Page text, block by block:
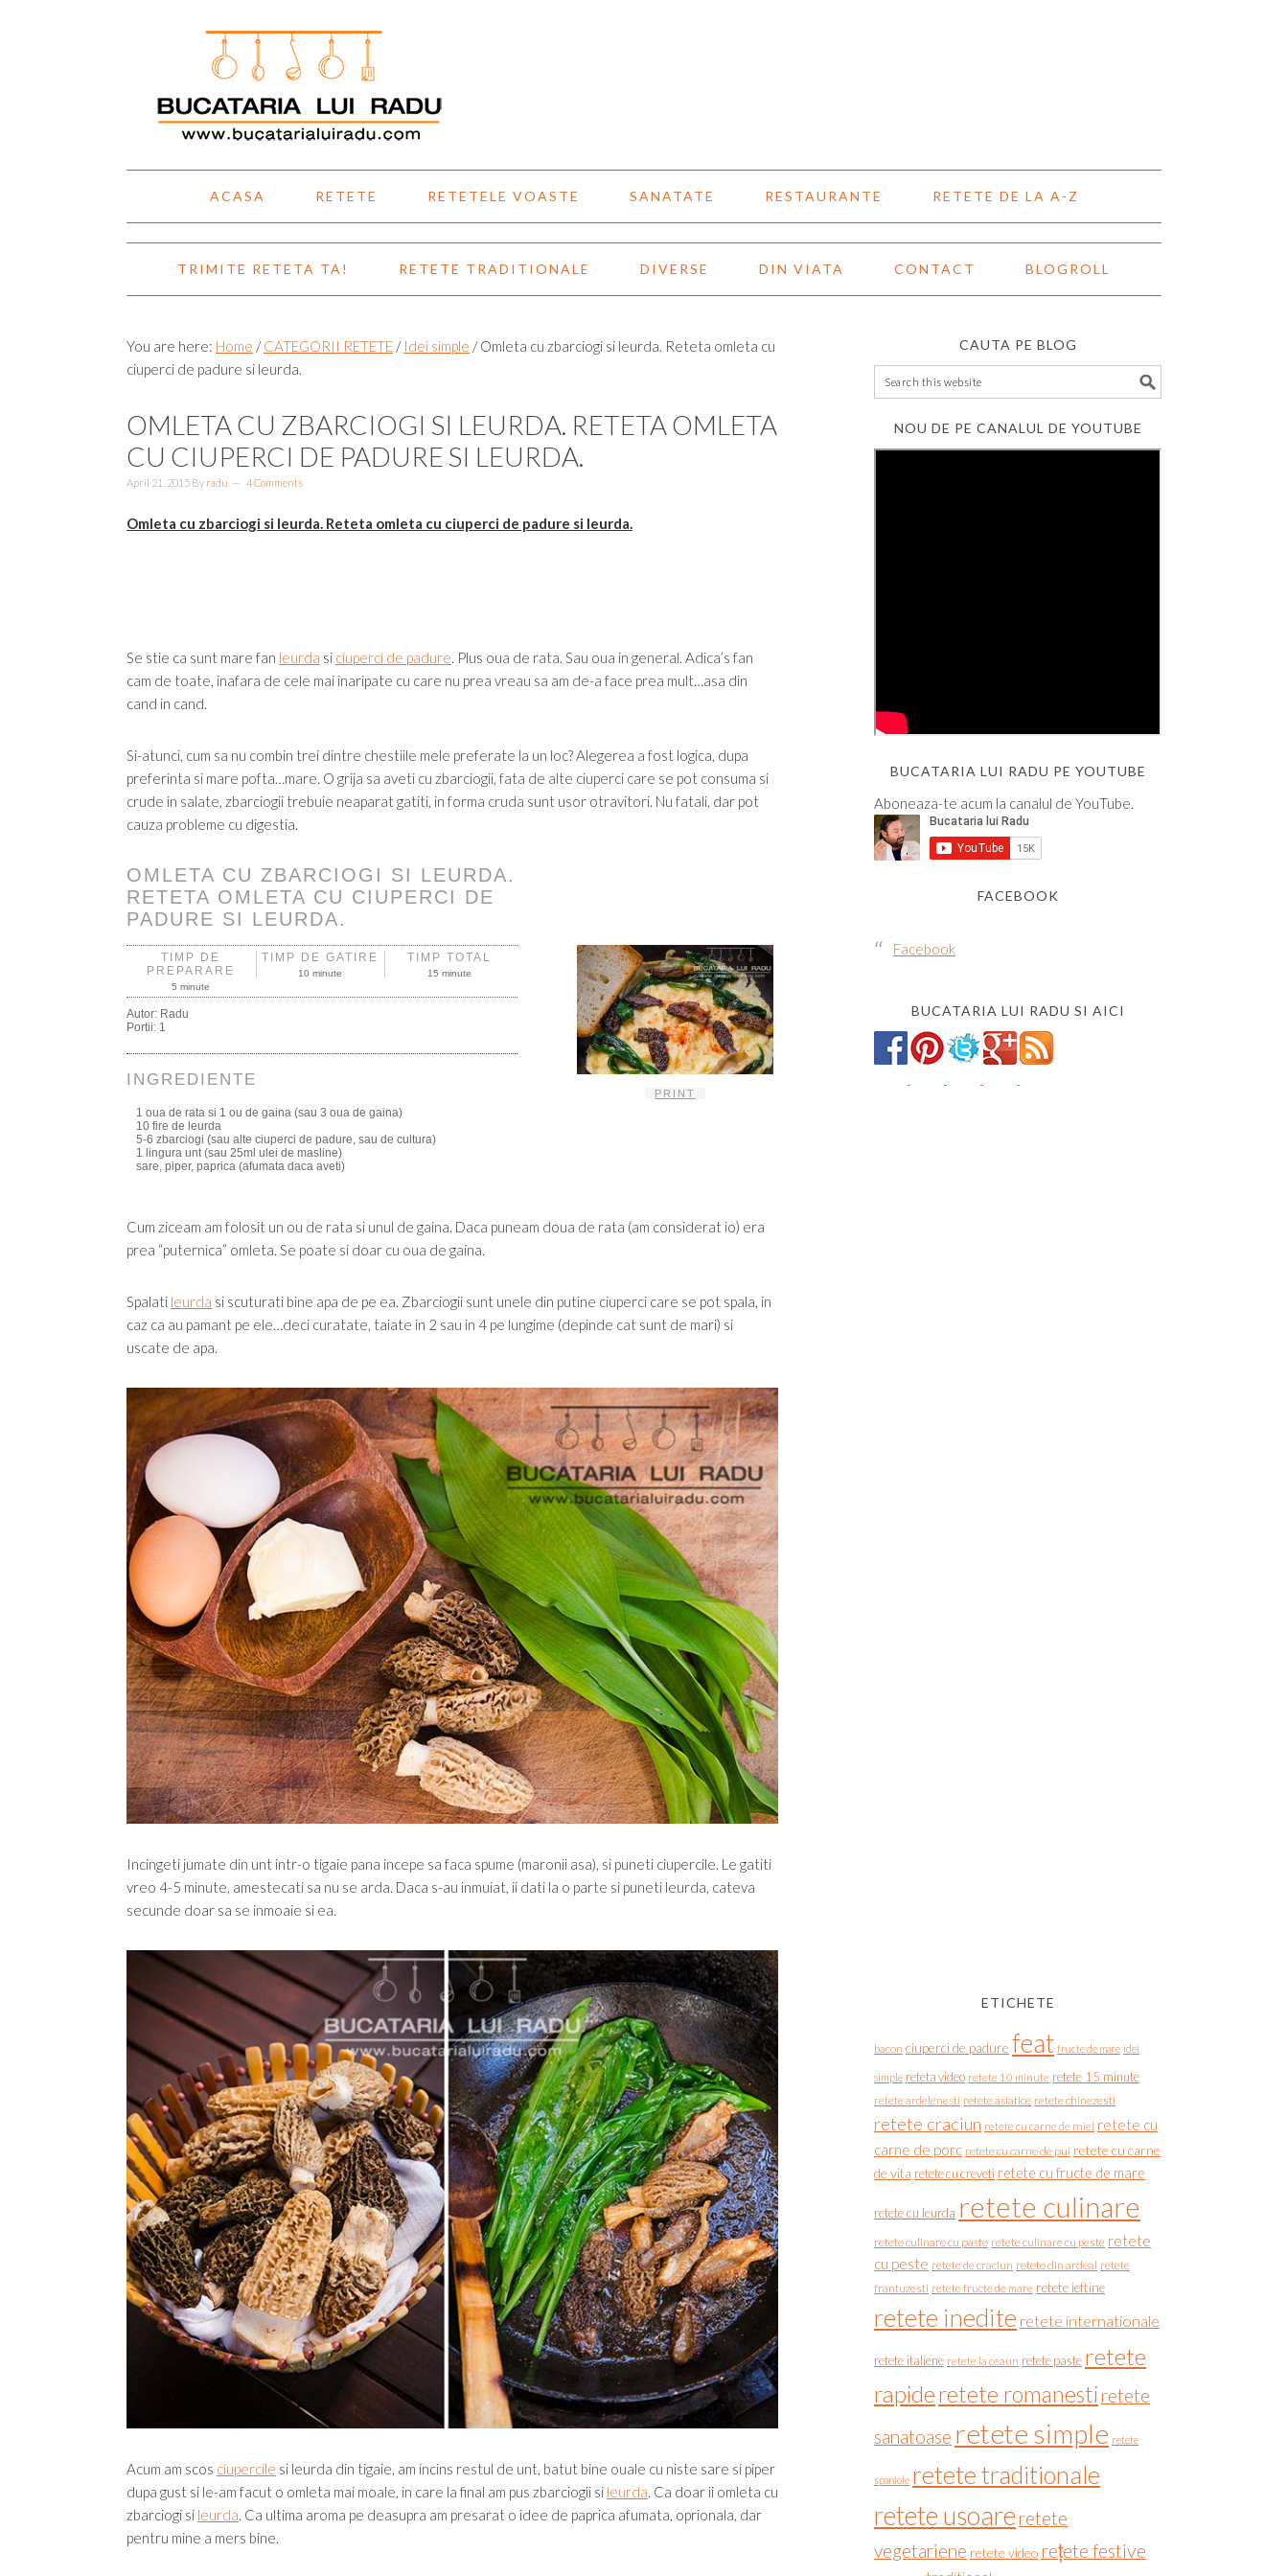
ACASA RETETE RETETELE VOASTE SANATATE RESTAURANTE RETETE DE LA A-Z
TRIMITE RETETA TA! RETETE TRADITIONALE DIVERSE DIN VIATA CONTACT BLOGROLL
You are here: Home / CATEGORII RETETE / Idei simple /Omleta cu zbarciogi si leurda. Reteta omleta cu
ciuperci de padure si leurda.
OMLETA CU ZBARCIOGI SI LEURDA. RETETA OMLETA
CU CIUPERCI DE PADURE SI LEURDA.
April 21, 2015 By radu 4 Comments
Omleta cu zbarciogi si leurda. Reteta omleta cu ciuperci de padure si leurda.
Se stie ca sunt mare fan leurda si ciuperci de padure. Plus oua de rata. Sau oua in general. Adica’s fan
cam de toate, inafara de cele mai inaripate cu care nu prea vreau sa am de-a face prea mult…asa din
cand in cand.
Si-atunci, cum sa nu combin trei dintre chestiile mele preferate la un loc? Alegerea a fost logica, dupa
preferinta si mare pofta…mare. O grija sa aveti cu zbarciogii, fata de alte ciuperci care se pot consuma si
crude in salate, zbarciogii trebuie neaparat gatiti, in forma cruda sunt usor otravitori. Nu fatali, dar pot
cauza probleme cu digestia.
OMLETA CU ZBARCIOGI SI LEURDA.
RETETA OMLETA CU CIUPERCI DE
PADURE SI LEURDA.
PRINT
TIMP DE
PREPARARE
5 minute
TIMP DE GATIRE
10 minute
TIMP TOTAL
15 minute
Autor: Radu
Portii: 1
INGREDIENTE
1 oua de rata si 1 ou de gaina (sau 3 oua de gaina)
10 fire de leurda
5-6 zbarciogi (sau alte ciuperci de padure, sau de cultura)
1 lingura unt (sau 25ml ulei de masline)
sare, piper, paprica (afumata daca aveti)
Cum ziceam am folosit un ou de rata si unul de gaina. Daca puneam doua de rata (am considerat io) era
prea “puternica” omleta. Se poate si doar cu oua de gaina.
Spalati leurda si scuturati bine apa de pe ea. Zbarciogii sunt unele din putine ciuperci care se pot spala, in
caz ca au pamant pe ele…deci curatate, taiate in 2 sau in 4 pe lungime (depinde cat sunt de mari) si
uscate de apa.
Incingeti jumate din unt intr-o tigaie pana incepe sa faca spume (maronii asa), si puneti ciupercile. Le gatiti
vreo 4-5 minute, amestecati sa nu se arda. Daca s-au inmuiat, ii dati la o parte si puneti leurda, cateva
secunde doar sa se inmoaie si ea.
Acum am scos ciupercile si leurda din tigaie, am incins restul de unt, batut bine ouale cu niste sare si piper
dupa gust si le-am facut o omleta mai moale, in care la final am pus zbarciogii si leurda. Ca doar ii omleta cu
zbarciogi si leurda. Ca ultima aroma pe deasupra am presarat o idee de paprica afumata, oprionala, dar
pentru mine a mers bine.
CAUTA PE BLOG
NOU DE PE CANALUL DE YOUTUBE
BUCATARIA LUI RADU PE YOUTUBE
Aboneaza-te acum la canalul de YouTube.
FACEBOOK
Facebook
BUCATARIA LUI RADU SI AICI
ETICHETE
bacon ciuperci de padure feat fructe de mare idei
simple reteta video retete 10 minute retete 15 minute
retete ardelenesti retete asiatice retete chinezesti
retete craciun retete cu carne de miel retete cu
carne de porc retete cu carne de pui retete cu carne
de vita retete cu creveti retete cu fructe de mare
retete cu leurda retete culinare
retete culinare cu paste retete culinare cu peste retete
cu peste retete de craciun retete din ardeal retete
frantuzesti retete fructe de mare retete ieftine
retete inedite retete internationale
retete italiene retete la ceaun retete paste retete
rapideretete romanesti retete
sanatoase retete simple retete
spaniole retete traditionale
retete usoare retete
vegetariene retete video rețete festive